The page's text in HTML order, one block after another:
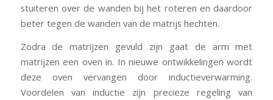
stuiteren over de wanden bij het roteren en daardoor
beter tegen de wanden van de matrijs hechten.
Zodra de matrijzen gevuld zijn gaat de arm met
matrijzen een oven in. In nieuwe ontwikkelingen wordt
deze oven vervangen door inductieverwarming.
Voordelen van inductie zijn precieze regeling van